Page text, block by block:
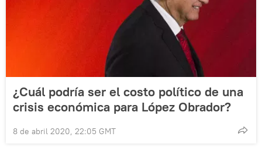
¿Cuál podría ser el costo político de una
crisis económica para López Obrador?
8 de abril 2020, 22:05 GMT